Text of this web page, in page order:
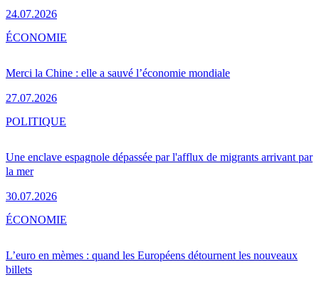
24.07.2026
Merci la Chine : elle a sauvé l’économie mondiale
27.07.2026
ÉCONOMIE
Une enclave espagnole dépassée par l'afflux de migrants arrivant par
la mer
30.07.2026
POLITIQUE
L’euro en mèmes : quand les Européens détournent les nouveaux
billets
ÉCONOMIE